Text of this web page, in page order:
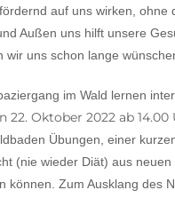
auf uns wirken,
Außen uns hilft unsere
uns schon lange
im Wald lernen
22. Oktober 2022 ab
Übungen, einer
(nie wieder Diät) aus
können. Zum Ausklang des